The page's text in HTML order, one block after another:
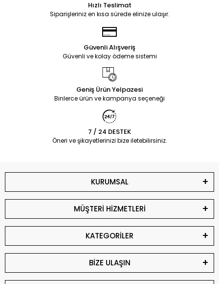
Hızlı Teslimat
Siparişleriniz en kısa sürede elinize ulaşır.
Güvenli Alışveriş
Güvenli ve kolay ödeme sistemi
Geniş Ürün Yelpazesi
Binlerce ürün ve kampanya seçeneği
7 / 24 DESTEK
Öneri ve şikayetlerinizi bize iletebilirsiniz.
KURUMSAL
MÜŞTERİ HİZMETLERİ
KATEGORİLER
BİZE ULAŞIN